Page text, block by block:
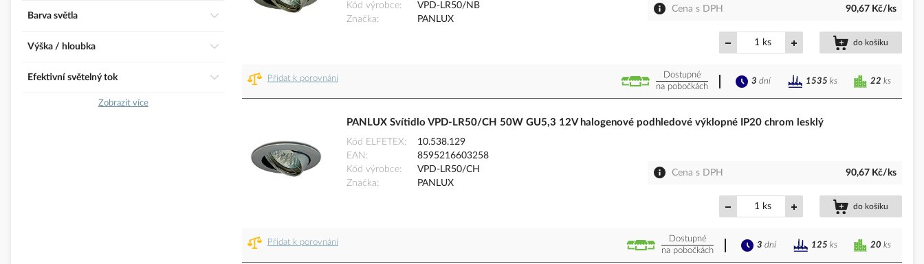
Kód výrobce
VPD-LR50/NB
Značka
PANLUX
Cena s DPH 90,67 Kč/ks
ks do košíku
Přidat k porovnání
Dostupné
na pobočkách
22 ks
3 dní 1535 ks
PANLUX Svítidlo VPD-LR50/CH 50W GU5,3 12V halogenové podhledové výklopné IP20 chrom lesklý
Kód ELFETEX
10.538.129
EAN
8595216603258
Kód výrobce
VPD-LR50/CH
Značka
PANLUX
Cena s DPH 90,67 Kč/ks
ks do košíku
Přidat k porovnání
Dostupné
na pobočkách
20 ks
3 dní 125 ks
Barva světla
Výška / hloubka
Efektivní světelný tok
Zobrazit více